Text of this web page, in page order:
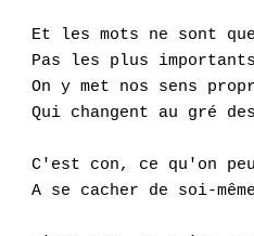
Et les mots ne sont
Pas les plus importants
On y met nos sens
Qui changent au gré
C'est con, ce qu'on
A se cacher de soi-même